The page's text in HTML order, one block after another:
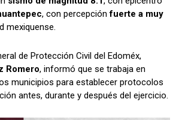
, con percepciónfuerte a muy
mexiquense.
de Protección Civil del Edoméx,
Romero, informó que se trabaja en
municipios para establecer protocolos
antes, durante y después del ejercicio.